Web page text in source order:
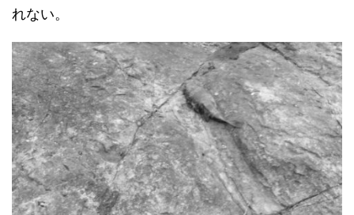
れない。